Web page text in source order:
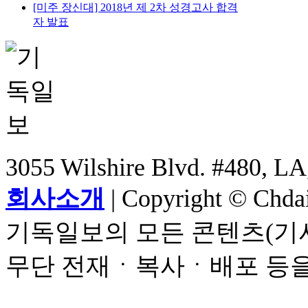
[미주 장신대] 2018년 제 2차 성경고사 합격
자 발표
3055 Wilshire Blvd. #480,
회사소개 | Copyright ©
기독일보의 모든 콘텐츠(
무단 전재ㆍ복사ㆍ배포 등